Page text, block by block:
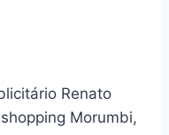
Renato
Morumbi,